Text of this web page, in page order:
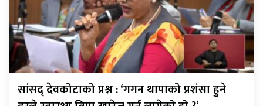
सांसद् देवकोटाको प्रश्न : ‘गगन थापाको प्रशंसा हुने